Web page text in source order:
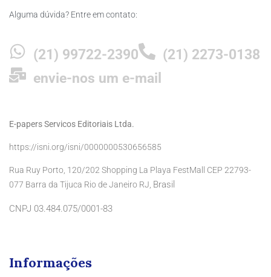
Alguma dúvida? Entre em contato:
(21) 99722-2390
(21) 2273-0138
envie-nos um e-mail
E-papers Servicos Editoriais Ltda.
https://isni.org/isni/0000000530656585
Rua Ruy Porto, 120/202 Shopping La Playa FestMall CEP 22793-
077 Barra da Tijuca Rio de Janeiro RJ, Brasil
CNPJ 03.484.075/0001-83
Informações